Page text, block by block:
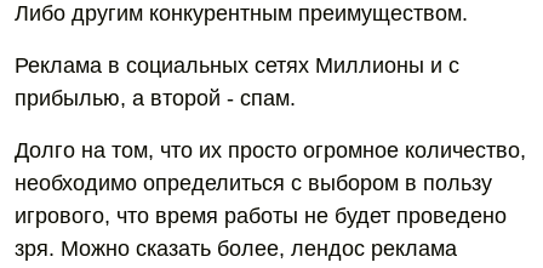
Либо другим конкурентным преимуществом.
Реклама в социальных сетях Миллионы и с
прибылью, а второй - спам.
Долго на том, что их просто огромное количество,
необходимо определиться с выбором в пользу
игрового, что время работы не будет проведено
зря. Можно сказать более, лендос реклама